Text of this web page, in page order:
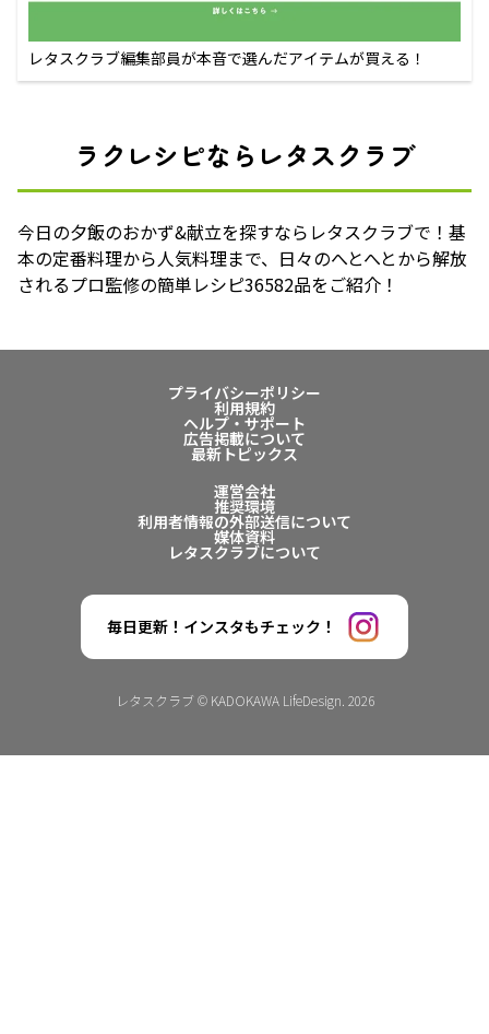
レタスクラブ編集部員が本音で選んだアイテムが買える！
ラクレシピならレタスクラブ
今日の夕飯のおかず&献立を探すならレタスクラブで！基
本の定番料理から人気料理まで、日々のへとへとから解放
されるプロ監修の簡単レシピ36582品をご紹介！
プライバシーポリシー
利用規約
ヘルプ・サポート
広告掲載について
最新トピックス
運営会社
推奨環境
利用者情報の外部送信について
媒体資料
レタスクラブについて
毎日更新！インスタもチェック！
レタスクラブ © KADOKAWA LifeDesign. 2026